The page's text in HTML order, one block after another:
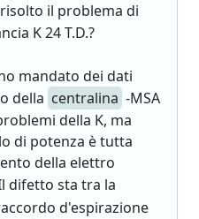
il problema di
K 24 T.D.?
mandato dei dati
della centralina -MSA
della K, ma
di potenza è tutta
della elettro
difetto sta tra la
d'espirazione